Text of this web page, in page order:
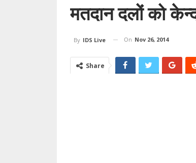
मतदान दलों को
By IDS Live On Nov 26, 2014
Share